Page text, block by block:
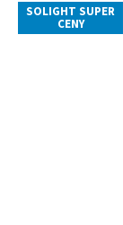
SOLIGHT SUPER
CENY